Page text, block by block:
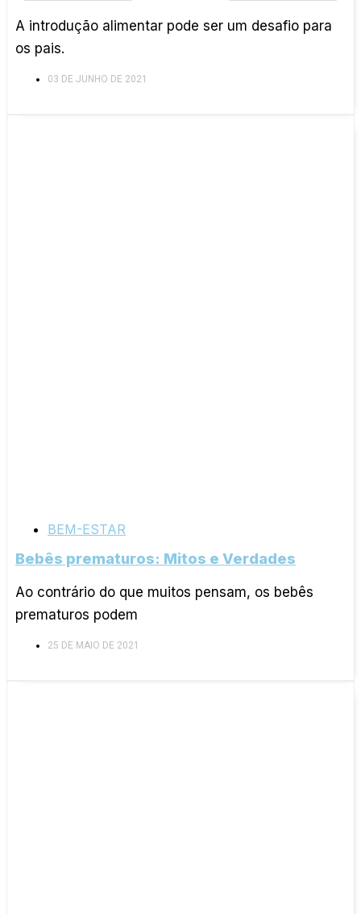
A introdução alimentar pode ser um desafio para
os pais.
03 DE JUNHO DE 2021
BEM-ESTAR
Bebês prematuros: Mitos e Verdades
Ao contrário do que muitos pensam, os bebês
prematuros podem
25 DE MAIO DE 2021